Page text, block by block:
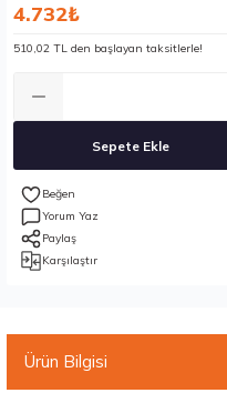
4.732₺
510,02 TL den başlayan taksitlerle!
Sepete Ekle
Yorum Yaz
Paylaş
Karşılaştır
Ürün Bilgisi